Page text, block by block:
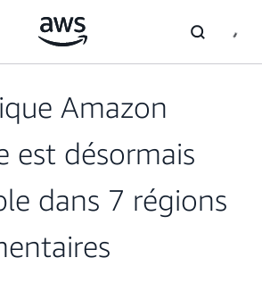
Amazon
est désormais
dans 7 régions